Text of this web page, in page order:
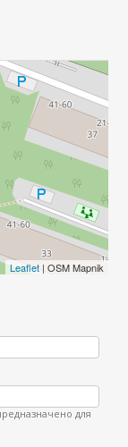
Leaflet| OSM Mapnik
для